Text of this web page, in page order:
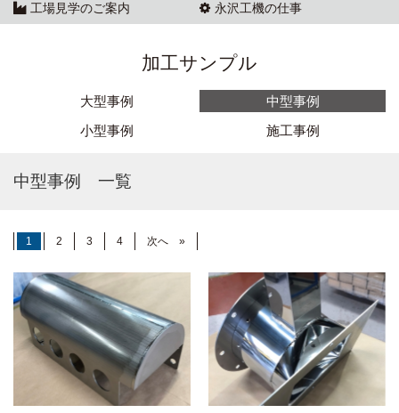
工場見学のご案内
永沢工機の仕事
加工サンプル
大型事例
中型事例
小型事例
施工事例
中型事例 一覧
1 2 3 4 次へ »